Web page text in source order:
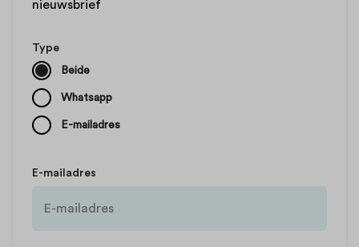
nieuwsbrief
Type
Beide
Whatsapp
E-mailadres
E-mailadres